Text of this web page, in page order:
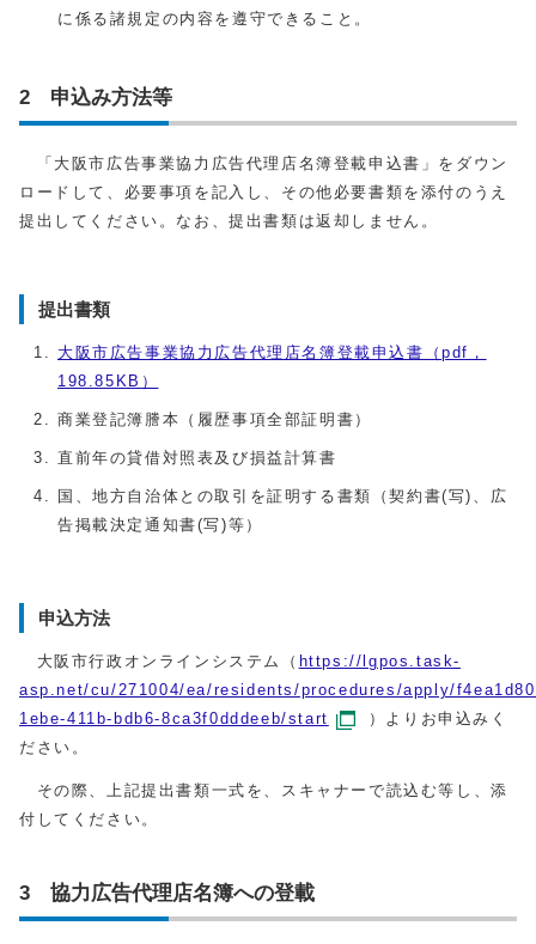
に係る諸規定の内容を遵守できること。
2 申込み方法等
「大阪市広告事業協力広告代理店名簿登載申込書」をダウン
ロードして、必要事項を記入し、その他必要書類を添付のうえ
提出してください。なお、提出書類は返却しません。
提出書類
大阪市広告事業協力広告代理店名簿登載申込書（pdf，
198.85KB）
商業登記簿謄本（履歴事項全部証明書）
直前年の貸借対照表及び損益計算書
国、地方自治体との取引を証明する書類（契約書(写)、広
告掲載決定通知書(写)等）
申込方法
大阪市行政オンラインシステム（ https://lgpos.task-
asp.net/cu/271004/ea/residents/procedures/apply/
1ebe-411b-bdb6-8ca3f0dddeeb/start
）よりお申込みく
ださい。
その際、上記提出書類一式を、スキャナーで読込む等し、添
付してください。
3 協力広告代理店名簿への登載